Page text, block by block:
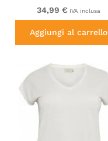
34,99 € IVA inclusa
Aggiungi al carrello